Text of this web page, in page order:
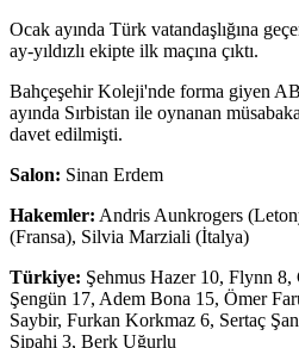
Ocak ayında Türk vatandaşlığına
ay-yıldızlı ekipte ilk maçına çıktı.
Bahçeşehir Koleji'nde forma giyen
ayında Sırbistan ile oynanan
davet edilmişti.
Salon: Sinan Erdem
Hakemler: Andris Aunkrogers
(Fransa), Silvia Marziali (İtalya)
Türkiye: Şehmus Hazer 10, Flynn
Şengün 17, Adem Bona 15, Ömer
Saybir, Furkan Korkmaz 6, Sertaç
Sipahi 3, Berk Uğurlu